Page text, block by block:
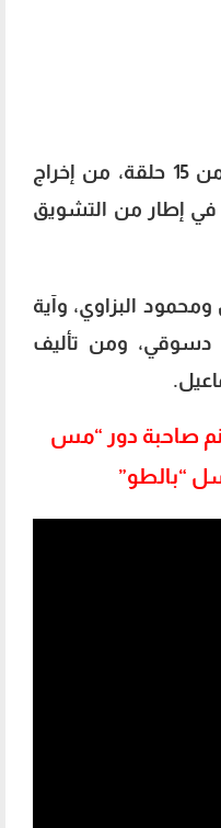
مسلسل “الصفارة” مكون من 15 حلقة، من إخراج
في إطار من التشويق
البزاوي، وآية
دسوقي، ومن تأليف
صاحبة دور “مس
“بالطو”